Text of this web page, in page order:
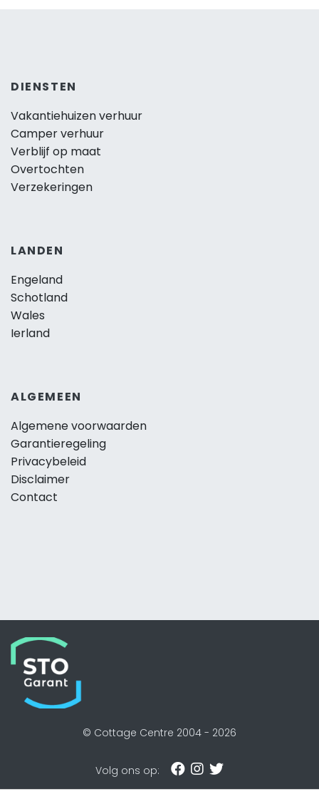
DIENSTEN
Vakantiehuizen verhuur
Camper verhuur
Verblijf op maat
Overtochten
Verzekeringen
LANDEN
Engeland
Schotland
Wales
Ierland
ALGEMEEN
Algemene voorwaarden
Garantieregeling
Privacybeleid
Disclaimer
Contact
© Cottage Centre 2004 - 2026
Volg ons op: